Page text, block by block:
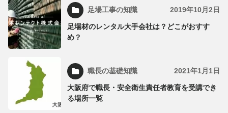
足場工事の知識 2019年10月2日
足場材のレンタル大手会社は？どこがおすす
め？
職長の基礎知識 2021年1月1日
大阪府で職長・安全衛生責任者教育を受講でき
る場所一覧